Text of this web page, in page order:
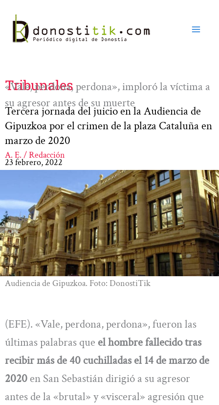
contenido
Tribunales
«Vale, perdona, perdona», imploró la víctima a
su agresor antes de su muerte
Tercera jornada del juicio en la Audiencia de
Gipuzkoa por el crimen de la plaza Cataluña en
marzo de 2020
A. E. / Redacción
23 febrero, 2022
Audiencia de Gipuzkoa. Foto: DonostiTik
(EFE). «Vale, perdona, perdona», fueron las
últimas palabras que el hombre fallecido tras
recibir más de 40 cuchilladas el 14 de marzo de
2020 en San Sebastián dirigió a su agresor
antes de la «brutal» y «visceral» agresión que